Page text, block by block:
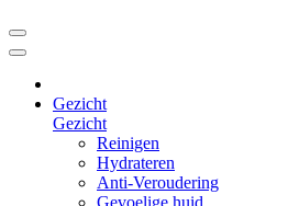
Gezicht
Gezicht
Reinigen
Hydrateren
Anti-Veroudering
Gevoelige huid